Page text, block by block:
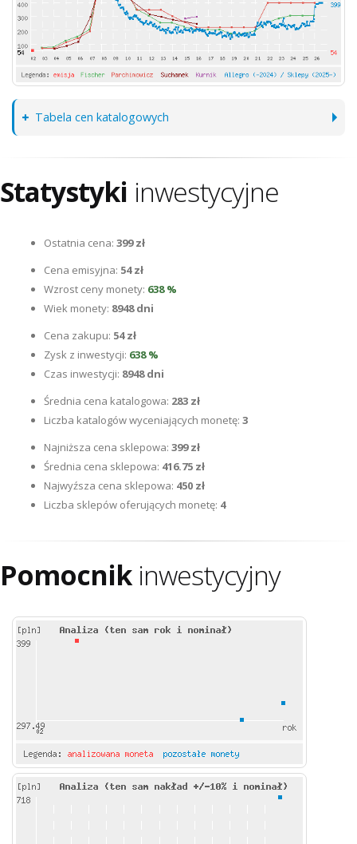
Tabela cen katalogowych
Statystyki inwestycyjne
Ostatnia cena: 399 zł
Cena emisyjna: 54 zł
Wzrost ceny monety: 638 %
Wiek monety: 8948 dni
Cena zakupu: 54 zł
Zysk z inwestycji: 638 %
Czas inwestycji: 8948 dni
Średnia cena katalogowa: 283 zł
Liczba katalogów wyceniających monetę: 3
Najniższa cena sklepowa: 399 zł
Średnia cena sklepowa: 416.75 zł
Najwyźsza cena sklepowa: 450 zł
Liczba sklepów oferujących monetę: 4
Pomocnikinwestycyjny